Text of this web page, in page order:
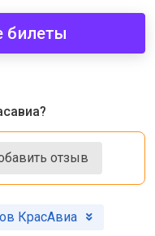
билеты
отзыв
КрасАвиа